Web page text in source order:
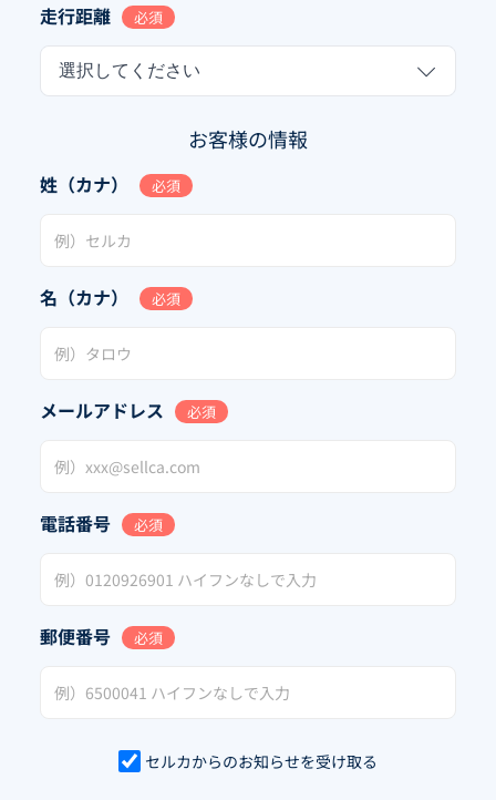
走行距離 必須
選択してください
お客様の情報
姓（カナ） 必須
名（カナ） 必須
メールアドレス 必須
電話番号 必須
郵便番号 必須
セルカからのお知らせを受け取る